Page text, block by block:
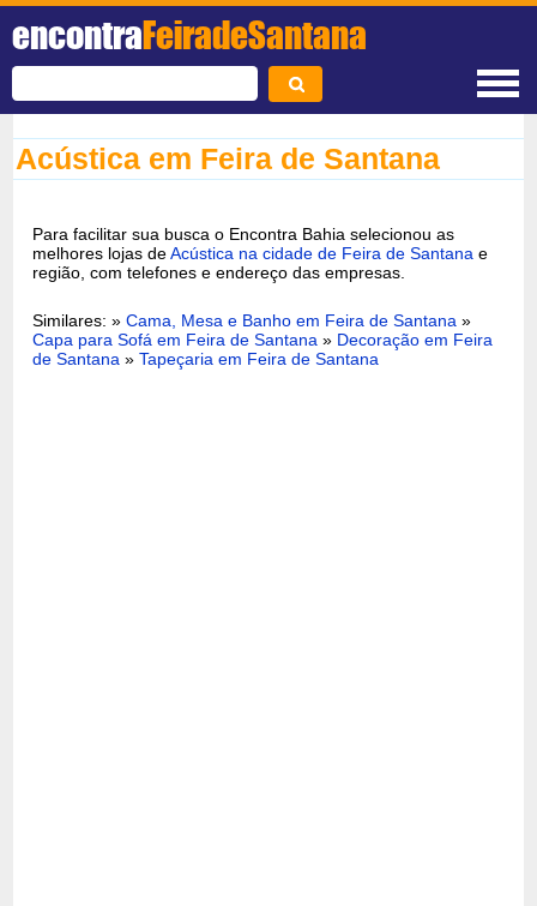
encontraFeiradeSantana
Acústica em Feira de Santana
Para facilitar sua busca o Encontra Bahia selecionou as
melhores lojas deAcústica na cidade de Feira de Santana e
região, com telefones e endereço das empresas.
Similares: »Cama, Mesa e Banho em Feira de Santana »
Capa para Sofá em Feira de Santana » Decoração em Feira
de Santana »Tapeçaria em Feira de Santana